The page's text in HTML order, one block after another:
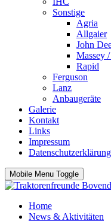
Sonstige
Agria
Allgaier
John
Massey
Rapid
Ferguson
Lanz
Anbaugeräte
Galerie
Kontakt
Links
Impressum
Datenschutzerklärung
Mobile Menu Toggle
Home
News & Aktivitäten